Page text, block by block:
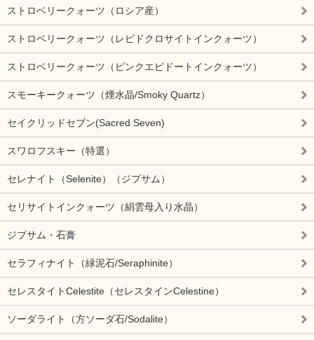
ストロベリークォーツ（ロシア産）
ストロベリークォーツ（レピドクロサイトインクォーツ）
ストロベリークォーツ（ピンクエピドートインクォーツ）
スモーキークォーツ（煙水晶/Smoky Quartz）
セイクリッドセブン(Sacred Seven)
スワロフスキー（特選）
セレナイト（Selenite）（ジプサム）
セリサイトインクォーツ（絹雲母入り水晶）
ジプサム・石膏
セラフィナイト（緑泥石/Seraphinite）
セレスタイトCelestite（セレスタインCelestine）
ソーダライト（方ソーダ石/Sodalite）